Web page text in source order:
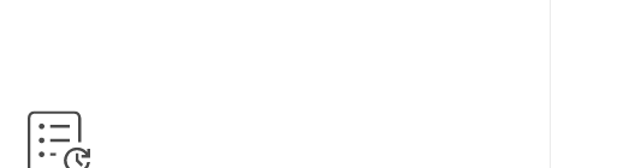
dérange, Zola observe, et les académies verrouillent.